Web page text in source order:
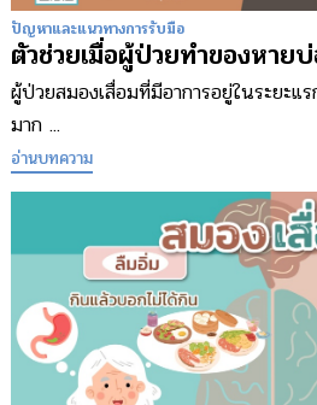
ปัญหาและแนวทางการรับมือ
ตัวช่วยเมื่อผู้ป่วยทำของหาย
ผู้ป่วยสมองเสื่อมที่มีอาการอยู่ในระยะแ
มาก ...
อ่านบทความ